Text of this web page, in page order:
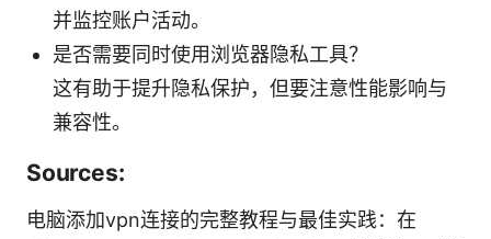
并监控账户活动。
是否需要同时使用浏览器隐私工具？
这有助于提升隐私保护，但要注意性能影响与
兼容性。
Sources:
电脑添加vpn连接的完整教程与最佳实践：在